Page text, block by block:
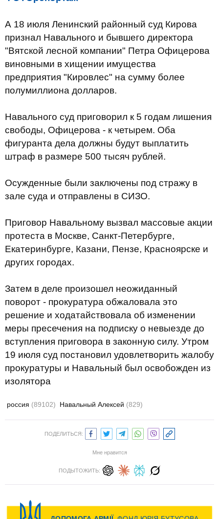
А 18 июля Ленинский районный суд Кирова
признал Навального и бывшего директора
"Вятской лесной компании" Петра Офицерова
виновными в хищении имущества
предприятия "Кировлес" на сумму более
полумиллиона долларов.
Навального суд приговорил к 5 годам лишения
свободы, Офицерова - к четырем. Оба
фигуранта дела должны будут выплатить
штраф в размере 500 тысяч рублей.
Осужденные были заключены под стражу в
зале суда и отправлены в СИЗО.
Приговор Навальному вызвал массовые акции
протеста в Москве, Санкт-Петербурге,
Екатеринбурге, Казани, Пензе, Красноярске и
других городах.
Затем в деле произошел неожиданный
поворот - прокуратура обжаловала это
решение и ходатайствовала об изменении
меры пресечения на подписку о невыезде до
вступления приговора в законную силу. Утром
19 июля суд постановил удовлетворить жалобу
прокуратуры и Навальный был освобожден из
изолятора
россия (89102) Навальный Алексей (829)
ПОДЕЛИТЬСЯ:
Мне нравится
ПОДЫТОЖИТЬ: